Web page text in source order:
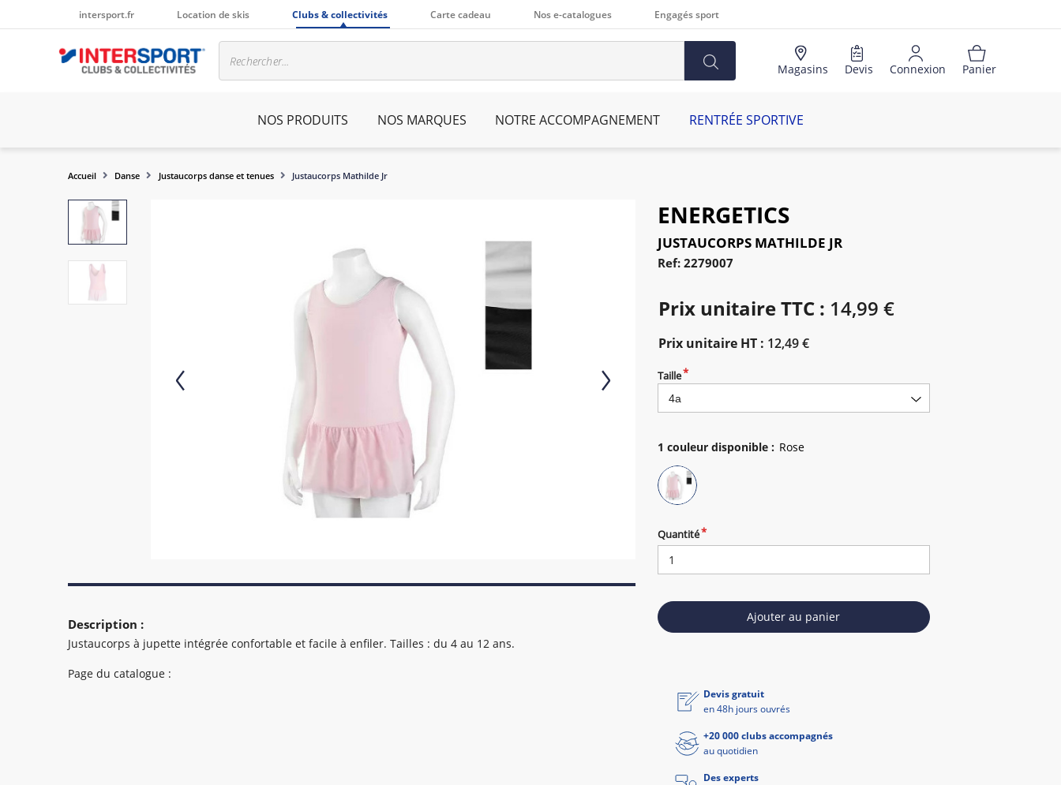
intersport.fr Location de skis Clubs & collectivités Carte cadeau Nos e-catalogues Engagés sport
Magasins Devis Connexion Panier
NOS PRODUITS NOS MARQUES NOTRE ACCOMPAGNEMENT RENTRÉE SPORTIVE
Accueil Danse Justaucorps danse et tenues Justaucorps Mathilde Jr
ENERGETICS
JUSTAUCORPS MATHILDE JR
Ref: 2279007
Prix unitaire TTC : 14,99 €
Prix unitaire HT : 12,49 €
Taille
1 couleur disponible:
Quantité
Ajouter au panier
Description :
Justaucorps à jupette intégrée confortable et facile à enfiler. Tailles : du 4 au 12 ans.
Page du catalogue :
Devis gratuit
en 48h jours ouvrés
+20 000 clubs accompagnés
au quotidien
Des experts